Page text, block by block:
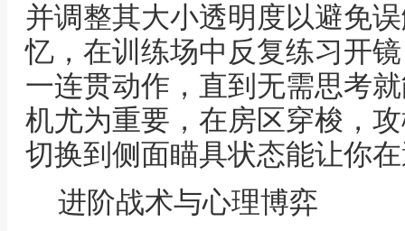
并调整其大小透明度以避免
忆，在训练场中反复练习开
一连贯动作，直到无需思考
机尤为重要，在房区穿梭，
切换到侧面瞄具状态能让你
进阶战术与心理博弈